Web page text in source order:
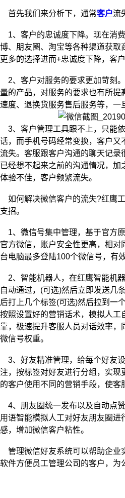
首先我们来分析下，通常客户流
1、客户的忠诚度下降。现在消
博、朋友圈、淘宝等各种渠道获取
更多的选择进而+忠诚度下降，客
2、客户对服务的要求更加苛刻
量的产品，对服务的要求也有所提
速度、退换货服务售后服务等，一
3、客户管理工具跟不上，只能
话，而手机号码经常变换，客户又
流失。客服跟客户沟通的聊天记录
已经想不起来之前的沟通情况，加
体验不佳，客户频繁流失。
如何解决微信客户的流失?红鹰
支招。
1、微信号集中管理，基于官方
官方微信，账户安全性更高，相
台电脑最多登陆100个微信号，有
2、智能机器人，在红鹰智能机
自动通过，(可选)然后立即发送几
后打上几个标签(可选)然后拉到一
按照设置好的营销话术，模拟人工
靠，极速提升客服人员对话效率
微信号权重。
3、好友精准管理，给每个好友
注，按标签对好友进行分组，实现
的客户使用不同的营销手段，使客
4、朋友圈统一发布以及自动点
用语智能模拟人工对好友朋友圈
感，增加微信客户粘性。
管理微信好友系统可以帮助企业
软件方便员工管理公司的客户，为